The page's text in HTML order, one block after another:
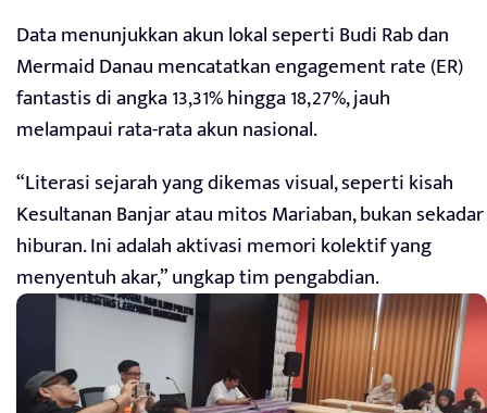
Data menunjukkan akun lokal seperti Budi Rab dan
Mermaid Danau mencatatkan engagement rate (ER)
fantastis di angka 13,31% hingga 18,27%, jauh
melampaui rata-rata akun nasional.
“Literasi sejarah yang dikemas visual, seperti kisah
Kesultanan Banjar atau mitos Mariaban, bukan sekadar
hiburan. Ini adalah aktivasi memori kolektif yang
menyentuh akar,” ungkap tim pengabdian.